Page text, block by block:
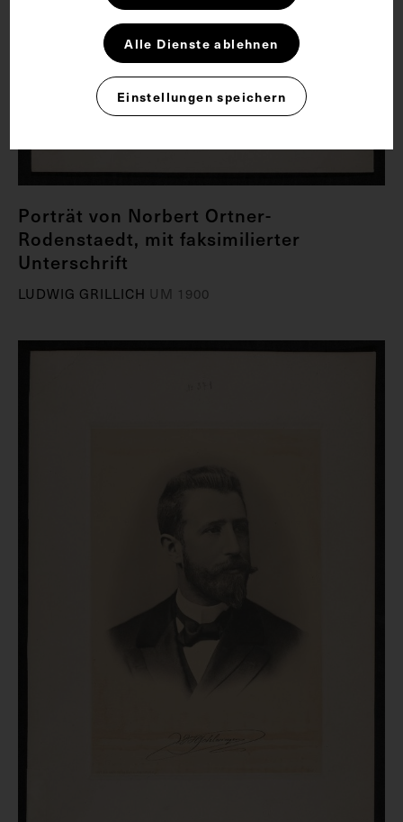
Porträt von Norbert Ortner-
Rodenstaedt, mit faksimilierter
Unterschrift
LUDWIG GRILLICH UM 1900
Alle Dienste ablehnen
Einstellungen speichern